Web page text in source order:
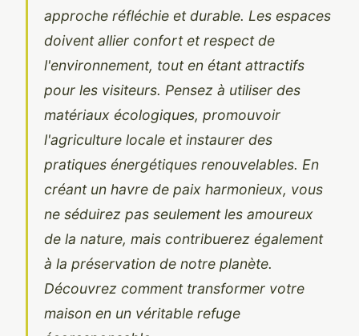
approche réfléchie et durable. Les espaces
doivent allier confort et respect de
l'environnement, tout en étant attractifs
pour les visiteurs. Pensez à utiliser des
matériaux écologiques, promouvoir
l'agriculture locale et instaurer des
pratiques énergétiques renouvelables. En
créant un havre de paix harmonieux, vous
ne séduirez pas seulement les amoureux
de la nature, mais contribuerez également
à la préservation de notre planète.
Découvrez comment transformer votre
maison en un véritable refuge